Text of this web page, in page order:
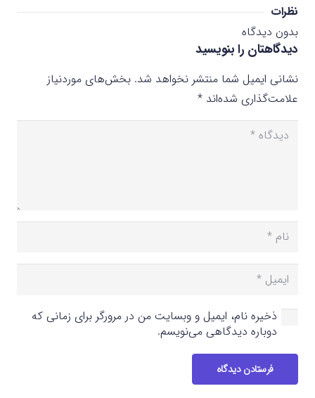
نظرات
بدون دیدگاه
دیدگاهتان را بنویسید
نشانی ایمیل شما منتشر نخواهد شد. بخش‌های موردنیاز
علامت‌گذاری شده‌اند *
ذخیره نام، ایمیل و وبسایت من در مرورگر برای زمانی که
دوباره دیدگاهی می‌نویسم.
فرستادن دیدگاه